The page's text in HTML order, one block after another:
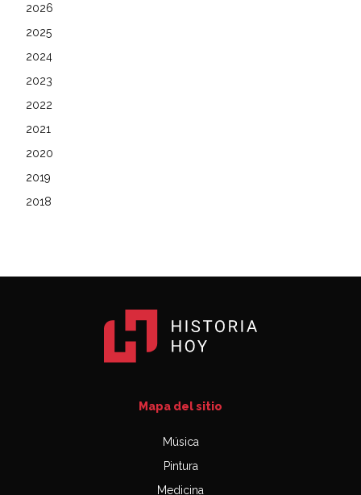
2026
2025
2024
2023
2022
2021
2020
2019
2018
Mapa del sitio
Música
Pintura
Medicina